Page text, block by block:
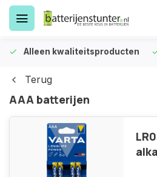
Alleen kwaliteitsproducten
Terug
AAA batterijen